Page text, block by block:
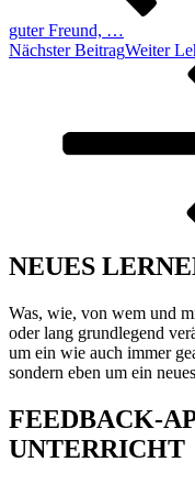
guter Freund, …
Nächster BeitragWeiter
NEUES
Was, wie, von wem und
oder lang grundlegend
um ein wie auch immer
sondern eben um ein
FEEDBACK-
UNTERRICHT